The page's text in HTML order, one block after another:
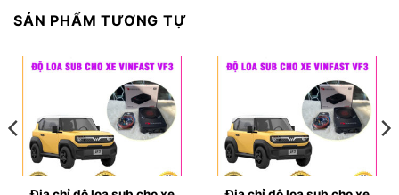
thực sự đáp ứng được yêu cầu của những người có
niềm đam mê mãnh liệt với âm nhạc cũng như là xem
phim trực tuyến.
✪ Vì trên xe chỉ được sử dụng loại loa thường, dải tần
Mid ở mức cơ bản và nó cũng chỉ đáp ứng nhu cầu
vừa đủ. Do đó, đối với những bạn yêu thích âm thanh
sôi động, chân thực thì chắc chắn là không thể hài
lòng được.
SẢN PHẨM TƯƠNG TỰ